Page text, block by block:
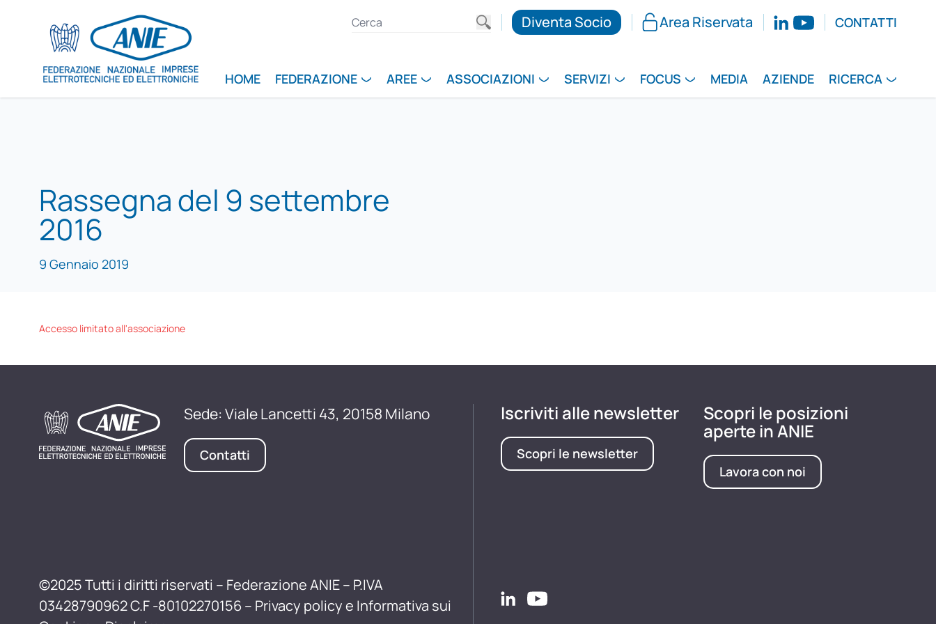
Diventa Socio Area Riservata CONTATTI
HOME FEDERAZIONE AREE ASSOCIAZIONI SERVIZI FOCUS MEDIA AZIENDE RICERCA
Rassegna del 9 settembre
2016
9 Gennaio 2019
Accesso limitato all'associazione
Sede: Viale Lancetti 43, 20158 Milano
Contatti
©2025 Tutti i diritti riservati – Federazione ANIE – P.IVA
03428790962 C.F -80102270156 – Privacy policy e Informativa sui
Iscriviti alle newsletter
Scopri le newsletter
Scopri le posizioni
aperte in ANIE
Lavora con noi